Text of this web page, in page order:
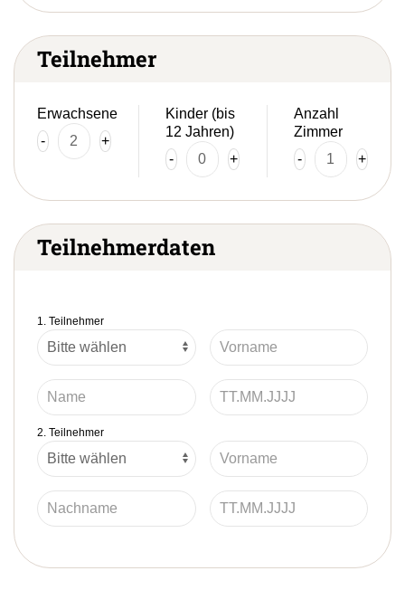
Teilnehmer
Erwachsene
-
+
Kinder (bis
12 Jahren)
-
+
Anzahl
Zimmer
-
+
Teilnehmerdaten
1. Teilnehmer
2. Teilnehmer